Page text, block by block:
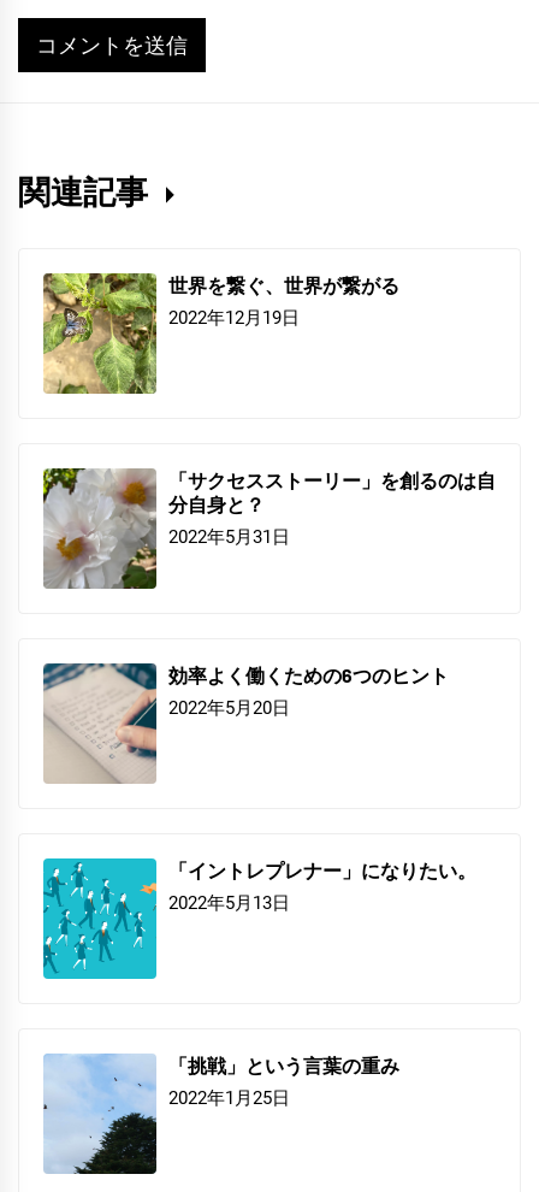
関連記事
世界を繋ぐ、世界が繋がる
2022年12月19日
「サクセスストーリー」を創るのは自
分自身と？
2022年5月31日
効率よく働くための6つのヒント
2022年5月20日
「イントレプレナー」になりたい。
2022年5月13日
「挑戦」という言葉の重み
2022年1月25日